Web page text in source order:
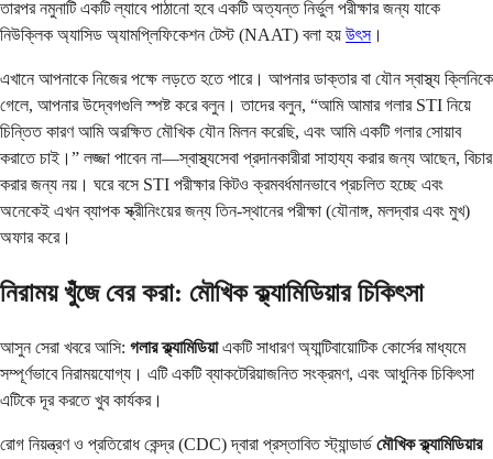
তারপর নমুনাটি একটি ল্যাবে পাঠানো হবে একটি অত্যন্ত নির্ভুল পরীক্ষার জন্য যাকে
নিউক্লিক অ্যাসিড অ্যামপ্লিফিকেশন টেস্ট (NAAT) বলা হয় উৎস।
এখানে আপনাকে নিজের পক্ষে লড়তে হতে পারে। আপনার ডাক্তার বা যৌন স্বাস্থ্য ক্লিনিকে
গেলে, আপনার উদ্বেগগুলি স্পষ্ট করে বলুন। তাদের বলুন, “আমি আমার গলার STI নিয়ে
চিন্তিত কারণ আমি অরক্ষিত মৌখিক যৌন মিলন করেছি, এবং আমি একটি গলার সোয়াব
করাতে চাই।” লজ্জা পাবেন না—স্বাস্থ্যসেবা প্রদানকারীরা সাহায্য করার জন্য আছেন, বিচার
করার জন্য নয়। ঘরে বসে STI পরীক্ষার কিটও ক্রমবর্ধমানভাবে প্রচলিত হচ্ছে এবং
অনেকেই এখন ব্যাপক স্ক্রীনিংয়ের জন্য তিন-স্থানের পরীক্ষা (যৌনাঙ্গ, মলদ্বার এবং মুখ)
অফার করে।
নিরাময় খুঁজে বের করা: মৌখিক ক্ল্যামিডিয়ার চিকিৎসা
আসুন সেরা খবরে আসি: গলার ক্ল্যামিডিয়াএকটি সাধারণ অ্যান্টিবায়োটিক কোর্সের মাধ্যমে
সম্পূর্ণভাবে নিরাময়যোগ্য। এটি একটি ব্যাকটেরিয়াজনিত সংক্রমণ, এবং আধুনিক চিকিৎসা
এটিকে দূর করতে খুব কার্যকর।
রোগ নিয়ন্ত্রণ ও প্রতিরোধ কেন্দ্র (CDC) দ্বারা প্রস্তাবিত স্ট্যান্ডার্ড মৌখিক ক্ল্যামিডিয়ার